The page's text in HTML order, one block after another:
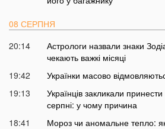
08 СЕРПНЯ
20:14
Астрологи назвали знаки
чекають важкі місяці
19:42
Українки масово
19:13
Українців закликали
серпні: у чому причина
18:41
Мороз чи аномальне тепло: